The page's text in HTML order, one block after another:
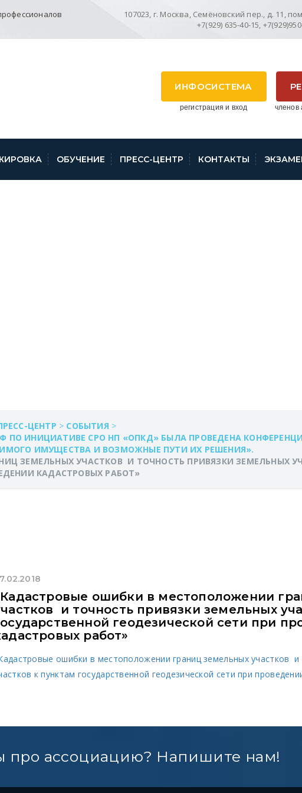
107023, г. Москва, Семёновский пер., д. 11,
+7(929) 635-40-15,
членов
ИНФОСИСТЕМА
регистрация и вход
ОБУЧЕНИЕ ПРЕСС-ЦЕНТР КОНТАКТЫ
ЦЕНТР > СОБЫТИЯ >
ПО ИНИЦИАТИВЕ СРО НП «ОПКД» БЫЛА ПРОВЕДЕНА
ИМУЩЕСТВА И ВОЗМОЖНЫЕ ПУТИ ИХ РЕШЕНИЯ».
ЗЕМЕЛЬНЫХ УЧАСТКОВ И ТОЧНОСТЬ ПРИВЯЗКИ ЗЕМЕЛЬНЫХ
КАДАСТРОВЫХ РАБОТ»
ошибки в местоположении
и точность привязки земельных
геодезической сети при
работ»
ошибки в местоположении границ земельных участков
к пунктам государственной геодезической сети при
про ассоциацию? Напишите нам!